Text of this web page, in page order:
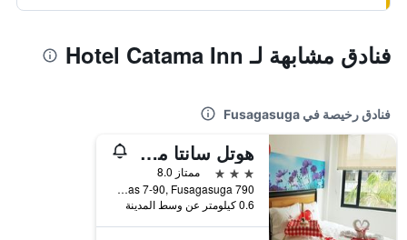
فنادق مشابهة لـ Hotel Catama Inn
فنادق رخيصة في Fusagasuga
هوتل سانتا مونيكا
3 نجوم
ممتاز 8.0
790 Calle 8a Avenida Las Palmas 7-90, Fusagasuga, كولومبيا
0.6 كيلومتر عن وسط المدينة